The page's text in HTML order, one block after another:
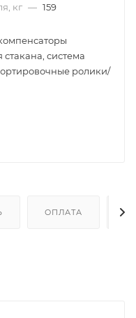
кг — 159
стакана, система
ролики/
ОПЛАТА